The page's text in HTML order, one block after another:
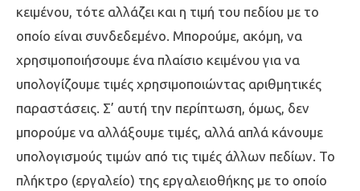
κειμένου, τότε αλλάζει και η τιμή του πεδίου με το
οποίο είναι συνδεδεμένο. Μπορούμε, ακόμη, να
χρησιμοποιήσουμε ένα πλαίσιο κειμένου για να
υπολογίζουμε τιμές χρησιμοποιώντας αριθμητικές
παραστάσεις. Σ’ αυτή την περίπτωση, όμως, δεν
μπορούμε να αλλάξουμε τιμές, αλλά απλά κάνουμε
υπολογισμούς τιμών από τις τιμές άλλων πεδίων. Το
πλήκτρο (εργαλείο) της εργαλειοθήκης με το οποίο